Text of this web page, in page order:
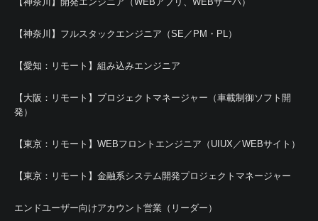
【神奈川】フルスタックエンジニア（SE／PM・PL）
【愛知：リモート】組み込みエンジニア
【大阪：リモート】プロジェクトマネージャー（車載制御ソフト開
発）
【東京：リモート】WEBフロントエンジニア（UIUX／WEBサイト）
【東京：リモート】金融系システム開発プロジェクトマネージャー
エンドユーザー向けアカウント営業（リーダー）